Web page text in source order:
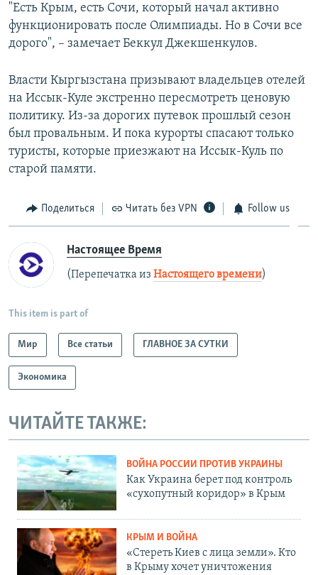
"Есть Крым, есть Сочи, который начал активно
функционировать после Олимпиады. Но в Сочи все
дорого", – замечает Беккул Джекшенкулов.
Власти Кыргызстана призывают владельцев отелей
на Иссык-Куле экстренно пересмотреть ценовую
политику. Из-за дорогих путевок прошлый сезон
был провальным. И пока курорты спасают только
туристы, которые приезжают на Иссык-Куль по
старой памяти.
Поделиться Читать без VPN Follow us
Настоящее Время
(Перепечатка из Настоящего времени)
This item is part of
Мир Все статьи ГЛАВНОЕ ЗА СУТКИ
Экономика
ЧИТАЙТЕ ТАКЖЕ:
ВОЙНА РОССИИ ПРОТИВ УКРАИНЫ
Как Украина берет под контроль
«сухопутный коридор» в Крым
КРЫМ И ВОЙНА
«Стереть Киев с лица земли». Кто
в Крыму хочет уничтожения